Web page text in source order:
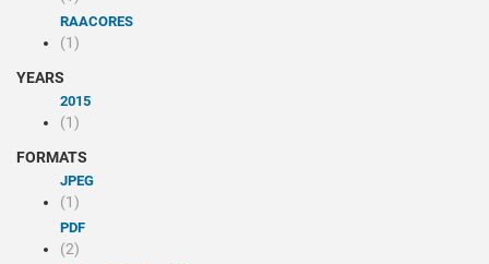
RAACORES
(1)
YEARS
2015
(1)
FORMATS
JPEG
(1)
PDF
(2)